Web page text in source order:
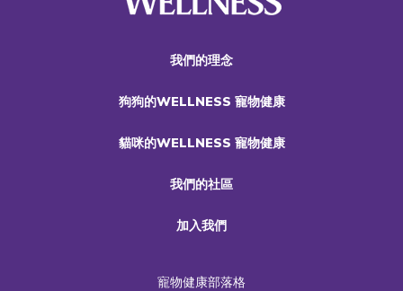
我們的理念
狗狗的WELLNESS 寵物健康
貓咪的WELLNESS 寵物健康
我們的社區
加入我們
寵物健康部落格